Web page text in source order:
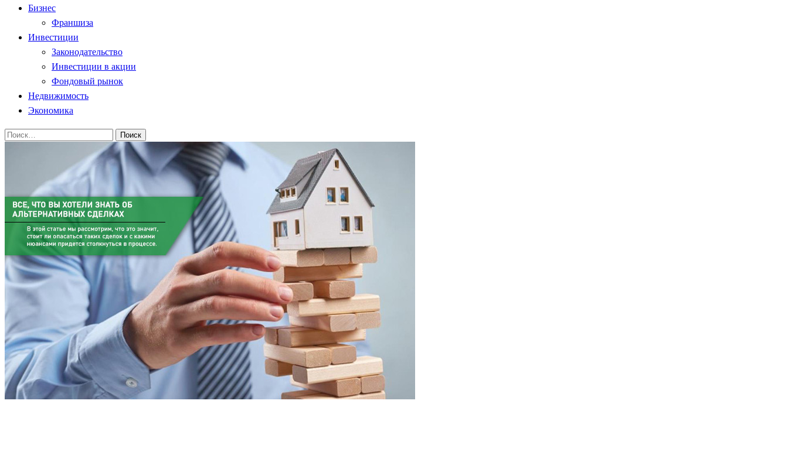
Бизнес
Франшиза
Инвестиции
Законодательство
Инвестиции в акции
Фондовый рынок
Недвижимость
Экономика
Найти: